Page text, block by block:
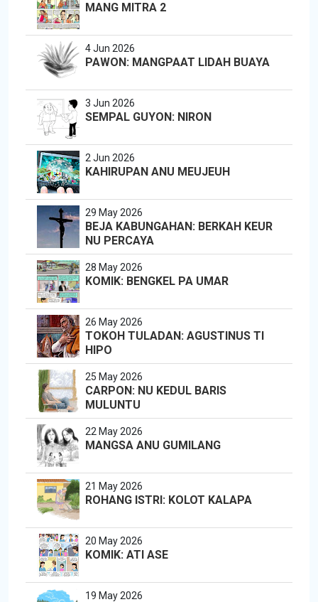
MANG MITRA 2
4 Jun 2026
PAWON: MANGPAAT LIDAH BUAYA
3 Jun 2026
SEMPAL GUYON: NIRON
2 Jun 2026
KAHIRUPAN ANU MEUJEUH
29 May 2026
BEJA KABUNGAHAN: BERKAH KEUR
NU PERCAYA
28 May 2026
KOMIK: BENGKEL PA UMAR
26 May 2026
TOKOH TULADAN: AGUSTINUS TI
HIPO
25 May 2026
CARPON: NU KEDUL BARIS
MULUNTU
22 May 2026
MANGSA ANU GUMILANG
21 May 2026
ROHANG ISTRI: KOLOT KALAPA
20 May 2026
KOMIK: ATI ASE
19 May 2026